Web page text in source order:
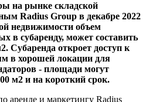
на рынке складской
Radius Group в декабре 2022
недвижимости объем
в субаренду, может составить
Субаренда откроет доступ к
в хорошей локации для
- площади могут
м2 и на короткий срок.
аренде и маркетингу Radius